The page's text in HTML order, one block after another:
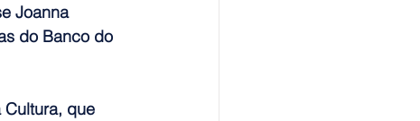
Joanna
do Banco do
que